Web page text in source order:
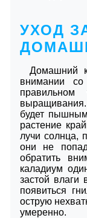
УХОД
Домашний
внимании
выращивания.
будет
растение
лучи солнца,
они не
обратить
каладиум
застой влаги
появиться
острую
умеренно.